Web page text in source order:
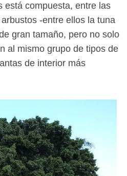
está compuesta, entre las
-entre ellos la tuna
gran tamaño, pero no solo
al mismo grupo de tipos de
de interior más